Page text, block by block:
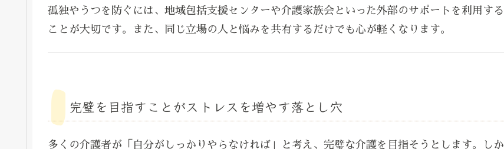
孤独やうつを防ぐには、地域包括支援センターや介護家族会といった外部のサポートを利用する
ことが大切です。また、同じ立場の人と悩みを共有するだけでも心が軽くなります。
完璧を目指すことがストレスを増やす落とし穴
多くの介護者が「自分がしっかりやらなければ」と考え、完璧な介護を目指そうとします。しか